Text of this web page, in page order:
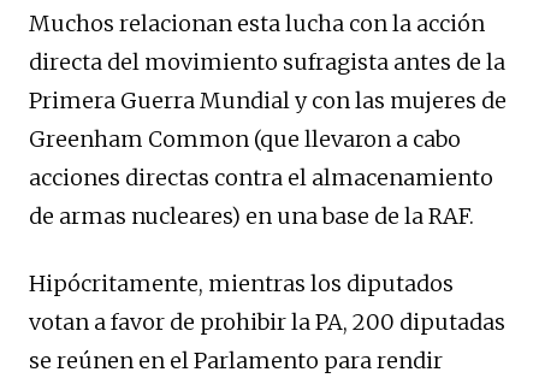
Muchos relacionan esta lucha con la acción
directa del movimiento sufragista antes de la
Primera Guerra Mundial y con las mujeres de
Greenham Common (que llevaron a cabo
acciones directas contra el almacenamiento
de armas nucleares) en una base de la RAF.
Hipócritamente, mientras los diputados
votan a favor de prohibir la PA, 200 diputadas
se reúnen en el Parlamento para rendir